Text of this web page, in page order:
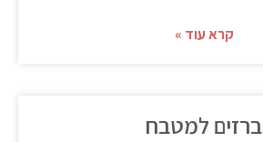
קרא עוד »
ברזים למטבח